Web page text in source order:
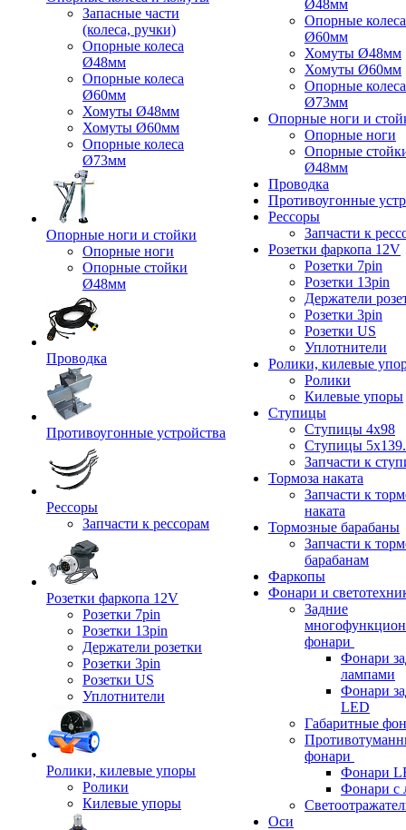
Запасные части
(колеса, ручки)
Опорные колеса
Ø48мм
Опорные колеса
Ø60мм
Хомуты Ø48мм
Хомуты Ø60мм
Опорные колеса
Ø73мм
Опорные ноги и стойки
Опорные ноги
Опорные стойки
Ø48мм
Проводка
Противоугонные устройства
Рессоры
Запчасти к рессорам
Розетки фаркопа 12V
Розетки 7pin
Розетки 13pin
Держатели розетки
Розетки 3pin
Розетки US
Уплотнители
Ролики, килевые упоры
Ролики
Килевые упоры
Ø48мм
Опорные колеса
Ø60мм
Хомуты Ø48мм
Хомуты Ø60мм
Опорные колеса
Ø73мм
Опорные ноги и
Опорные ноги
Опорные
Ø48мм
Проводка
Противоугонные
Рессоры
Запчасти к
Розетки фаркопа 12V
Розетки 7pin
Розетки 13pin
Держатели
Розетки 3pin
Розетки US
Уплотнители
Ролики, килевые
Ролики
Килевые упоры
Ступицы
Ступицы 4x98
Ступицы
Запчасти к
Тормоза наката
Запчасти к
наката
Тормозные барабаны
Запчасти к
барабанам
Фаркопы
Фонари и
Задние
фонари
Фонари
лампами
Фонари
LED
Габаритные
фонари
Фонари
Фонари с
Оси